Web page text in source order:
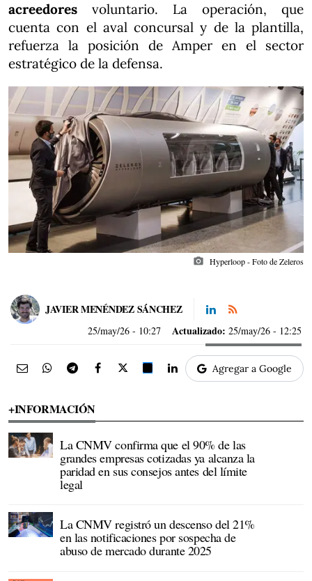
acreedores voluntario. La operación, que
cuenta con el aval concursal y de la plantilla,
refuerza la posición de Amper en el sector
estratégico de la defensa.
photo_camera Hyperloop - Foto de Zeleros
JAVIER MENÉNDEZ SÁNCHEZ
25/may/26 - 10:27 Actualizado: 25/may/26 - 12:25
Agregar a Google
+INFORMACIÓN
La CNMV confirma que el 90% de las
grandes empresas cotizadas ya alcanza la
paridad en sus consejos antes del límite
legal
La CNMV registró un descenso del 21%
en las notificaciones por sospecha de
abuso de mercado durante 2025